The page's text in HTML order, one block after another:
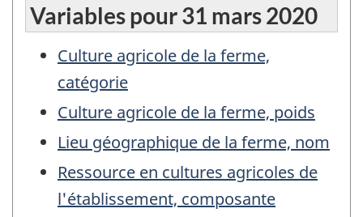
Variables pour 31 mars 2020
Culture agricole de la ferme,
catégorie
Culture agricole de la ferme, poids
Lieu géographique de la ferme, nom
Ressource en cultures agricoles de
l'établissement, composante